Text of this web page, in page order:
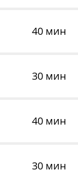
40 мин
30 мин
40 мин
30 мин